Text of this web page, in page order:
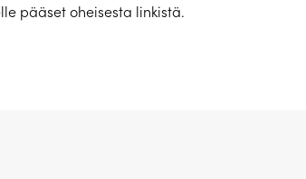
pääset oheisesta linkistä.